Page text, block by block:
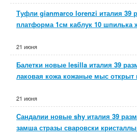
Туфли gianmarco lorenzi италия 39
платформа 1см каблук 10 шпилька
21 июня
Балетки новые lesilla италия 39
лаковая кожа кожаные мыс открыт
21 июня
Сандалии новые shy италия 39
замша стразы сваровски